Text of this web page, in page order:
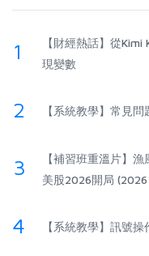
1
【財經熱話】從
現變數
2 【系統教學】常見問
3
【補習班重溫片】
美股2026開局
4 【系統教學】訊號操